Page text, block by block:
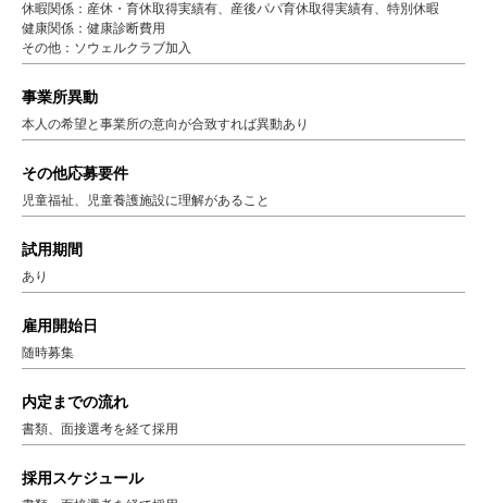
休暇関係：産休・育休取得実績有、産後パパ育休取得実績有、特別休暇
健康関係：健康診断費用
その他：ソウェルクラブ加入
事業所異動
本人の希望と事業所の意向が合致すれば異動あり
その他応募要件
児童福祉、児童養護施設に理解があること
試用期間
あり
雇用開始日
随時募集
内定までの流れ
書類、面接選考を経て採用
採用スケジュール